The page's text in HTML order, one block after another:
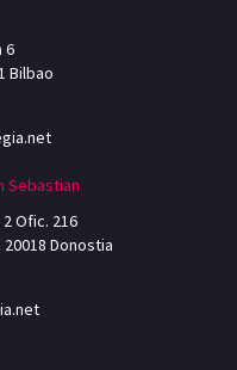
6
Bilbao
Sebastian
Ofic. 216
Donostia